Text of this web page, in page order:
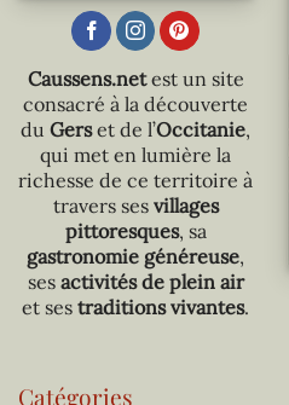
Caussens.netest un site
consacré à la découverte
du Gerset de l’Occitanie,
qui met en lumière la
richesse de ce territoire à
travers ses villages
pittoresques, sa
gastronomie généreuse,
ses activités de plein air
et ses traditions vivantes.
Catégories